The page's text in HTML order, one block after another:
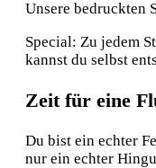
Unsere bedruckten
Special: Zu jedem
kannst du selbst
Zeit für eine
Du bist ein echter
nur ein echter